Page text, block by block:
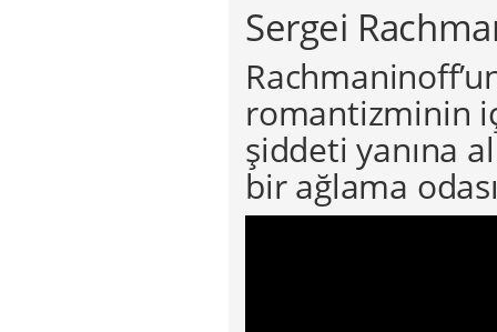
Sergei
romantizminin
şiddeti yanına
bir ağlama